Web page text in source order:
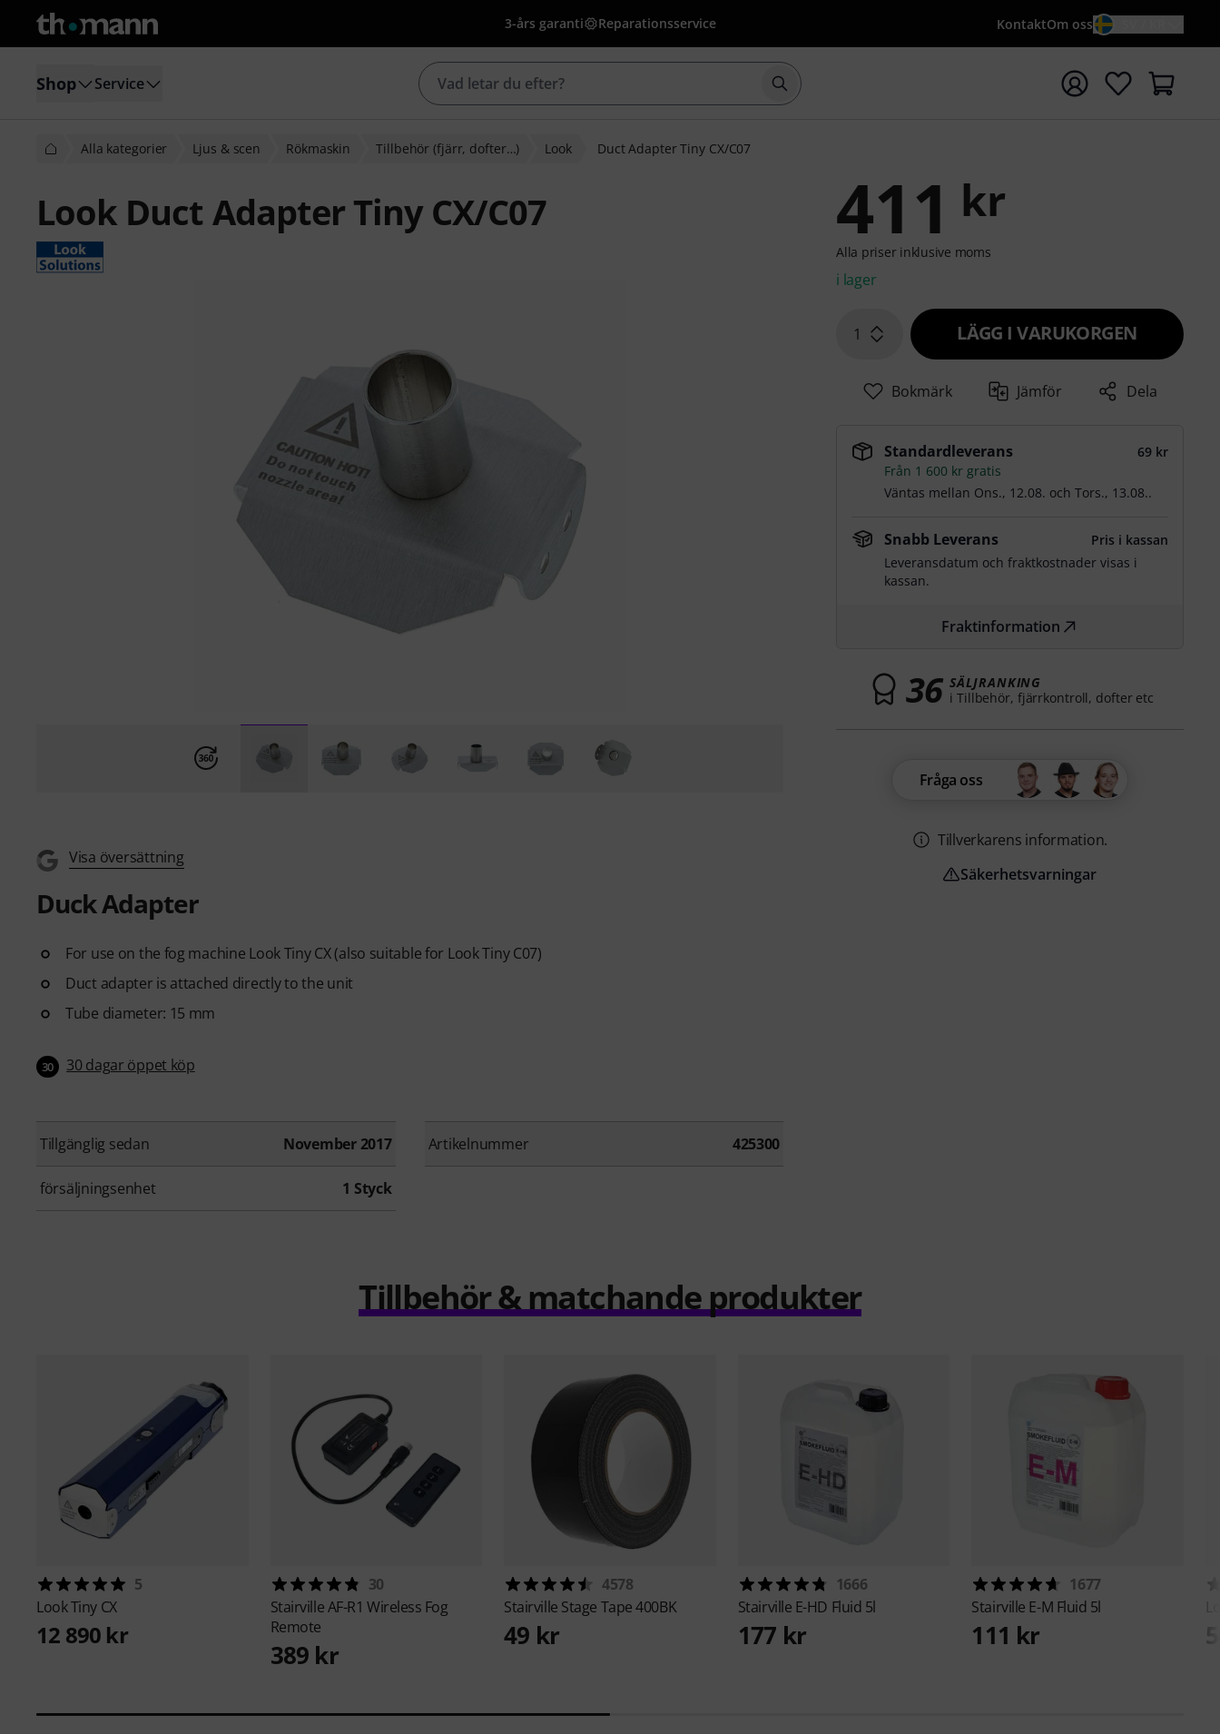
3-års garanti Reparationsservice KontaktOm oss
Shop Service Börja sökningen med söktermen {searchTerm}
Alla kategorier Ljus & scen Rökmaskin Tillbehör (fjärr, dofter…) Look Duct Adapter Tiny CX/C07
Look Duct Adapter Tiny CX/C07
Visa översättning
Duck Adapter
For use on the fog machine Look Tiny CX (also suitable for Look Tiny C07)
Duct adapter is attached directly to the unit
Tube diameter: 15 mm
30 30 dagar öppet köp
Tillgänglig sedan November 2017 Artikelnummer 425300
försäljningsenhet 1 Styck
411 kr
Alla priser inklusive moms
i lager
1 LÄGG I VARUKORGEN
Bokmärk Jämför Dela
Standardleverans
69 kr
Från 1 600 kr gratis
Väntas mellan Ons., 12.08. ochTors., 13.08..
Snabb Leverans
Pris i kassan
Leveransdatum och fraktkostnader visas i
kassan.
Fraktinformation
36 SÄLJRANKING
i Tillbehör, fjärrkontroll, dofter etc
Fråga oss
Tillverkarens information.
Säkerhetsvarningar
Tillbehör & matchande produkter
5
LookTiny CX
12 890 kr
30
StairvilleAF-R1 Wireless Fog
Remote
389 kr
4578
Stairville Stage Tape 400BK
49 kr
1666
Stairville E-HD Fluid 5l
177 kr
1677
Stairville E-M Fluid 5l
111 kr